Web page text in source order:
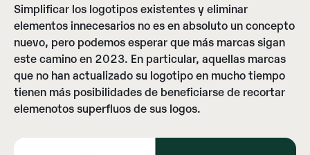
Simplificar los logotipos existentes y eliminar
elementos innecesarios no es en absoluto un concepto
nuevo, pero podemos esperar que más marcas sigan
este camino en 2023. En particular, aquellas marcas
que no han actualizado su logotipo en mucho tiempo
tienen más posibilidades de beneficiarse de recortar
elemenotos superfluos de sus logos.